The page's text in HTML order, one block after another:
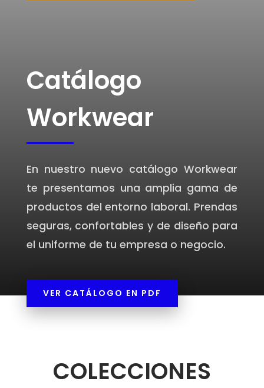
Catálogo
Workwear
En nuestro nuevo catálogo Workwear
te presentamos una amplia gama de
productos del entorno laboral. Prendas
seguras, confortables y de diseño para
el uniforme de tu empresa o negocio.
VER CATÁLOGO EN PDF
COLECCIONES